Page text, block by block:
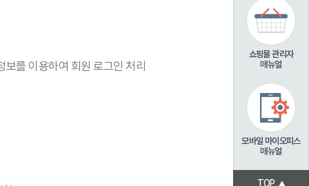
를 이용하여 회원 로그인 처리
쇼핑몰 관리자
매뉴얼
모바일 마이오피스
매뉴얼
TOP ▲